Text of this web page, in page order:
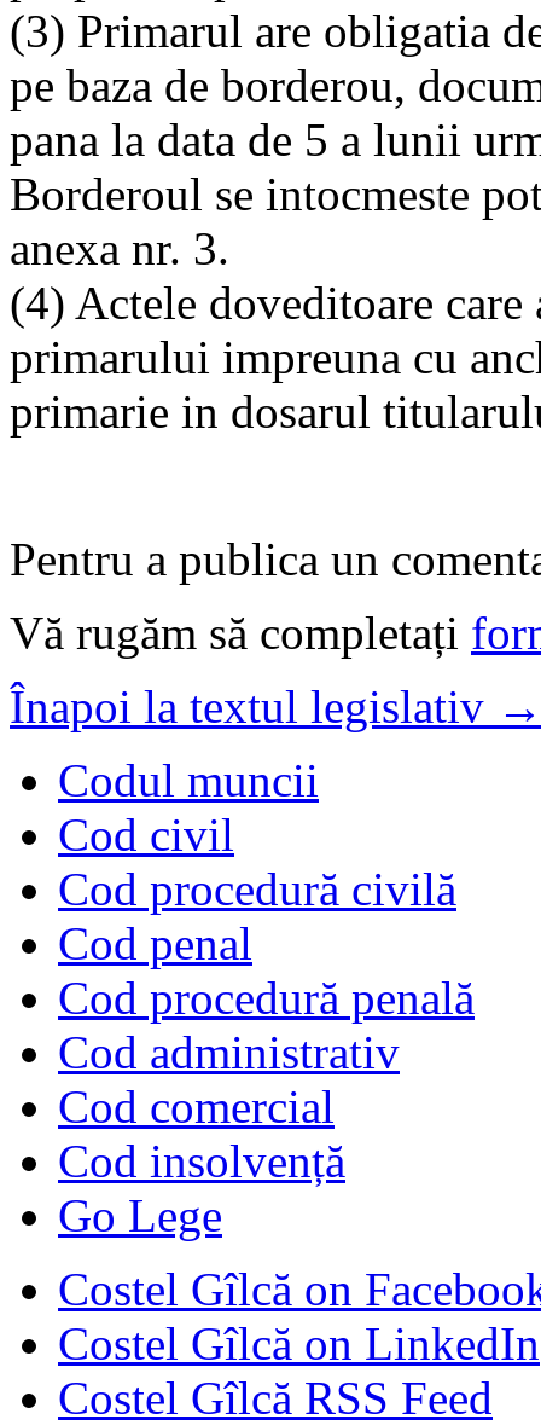
(3) Primarul are obligatia
pe baza de borderou,
pana la data de 5 a lunii
Borderoul se intocmeste
anexa nr. 3.
(4) Actele doveditoare
primarului impreuna cu
primarie in dosarul
Pentru a publica un
Vă rugăm să completați
Înapoi la textul legislativ
Codul muncii
Cod civil
Cod procedură civilă
Cod penal
Cod procedură penală
Cod administrativ
Cod comercial
Cod insolvență
Go Lege
Costel Gîlcă on
Costel Gîlcă on LinkedIn
Costel Gîlcă RSS Feed